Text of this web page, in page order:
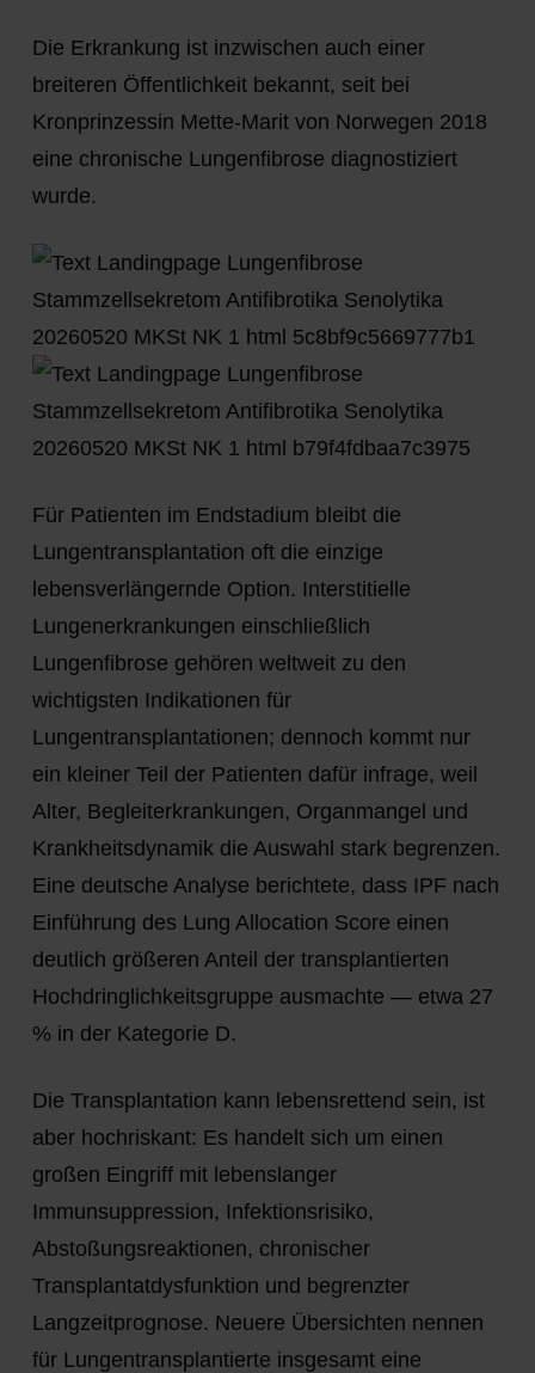
Die Erkrankung ist inzwischen auch einer
breiteren Öffentlichkeit bekannt, seit bei
Kronprinzessin Mette-Marit von Norwegen 2018
eine chronische Lungenfibrose diagnostiziert
wurde.
Für Patienten im Endstadium bleibt die
Lungentransplantation oft die einzige
lebensverlängernde Option. Interstitielle
Lungenerkrankungen einschließlich
Lungenfibrose gehören weltweit zu den
wichtigsten Indikationen für
Lungentransplantationen; dennoch kommt nur
ein kleiner Teil der Patienten dafür infrage, weil
Alter, Begleiterkrankungen, Organmangel und
Krankheitsdynamik die Auswahl stark begrenzen.
Eine deutsche Analyse berichtete, dass IPF nach
Einführung des Lung Allocation Score einen
deutlich größeren Anteil der transplantierten
Hochdringlichkeitsgruppe ausmachte — etwa 27
% in der Kategorie D.
Die Transplantation kann lebensrettend sein, ist
aber hochriskant: Es handelt sich um einen
großen Eingriff mit lebenslanger
Immunsuppression, Infektionsrisiko,
Abstoßungsreaktionen, chronischer
Transplantatdysfunktion und begrenzter
Langzeitprognose. Neuere Übersichten nennen
für Lungentransplantierte insgesamt eine